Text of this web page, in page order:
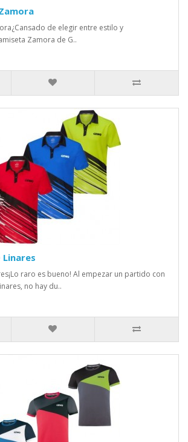
de elegir entre estilo y
Zamora de G..
Linares
raro es bueno! Al empezar un partido con
no hay du..